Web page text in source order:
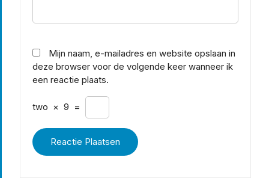
Mijn naam, e-mailadres en website opslaan in
deze browser voor de volgende keer wanneer ik
een reactie plaats.
two × 9 =